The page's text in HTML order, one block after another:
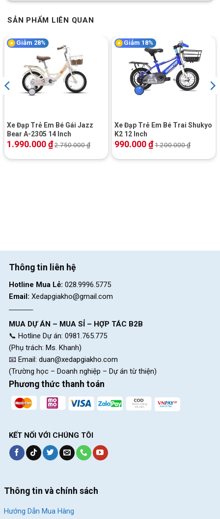
SẢN PHẨM LIÊN QUAN
Giảm 28%
Xe Đạp Trẻ Em Bé Gái Jazz
Bear A-2305 14 Inch
1.990.000₫2.750.000₫
Giảm 18%
Xe Đạp Trẻ Em Bé Trai Shukyo
K2 12 Inch
990.000₫1.200.000₫
Thông tin liên hệ
Hotline Mua Lẻ: 028.9996.5775
Email: Xedapgiakho@gmail.com
MUA DỰ ÁN – MUA SỈ – HỢP TÁC B2B
📞 Hotline Dự án: 0981.765.775
(Phụ trách: Ms. Khanh)
📧 Email: duan@xedapgiakho.com
(Trường học – Doanh nghiệp – Dự án từ thiện)
Phương thức thanh toán
KẾT NỐI VỚI CHÚNG TÔI
Thông tin và chính sách
Hướng Dẫn Mua Hàng